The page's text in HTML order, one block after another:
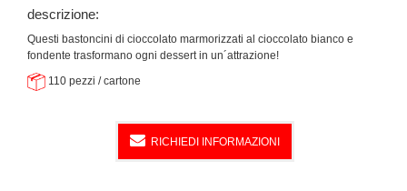
descrizione:
Questi bastoncini di cioccolato marmorizzati al cioccolato bianco e
fondente trasformano ogni dessert in un´attrazione!
110 pezzi / cartone
RICHIEDI INFORMAZIONI